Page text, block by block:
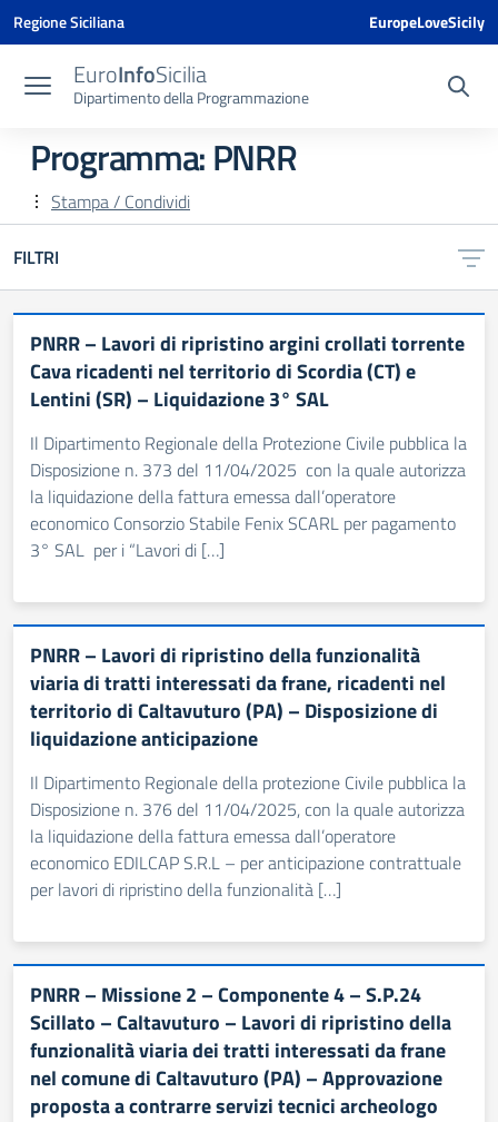
Vai ai contenuti
Vai al menu di navigazione
Vai al footer
Vai al banner delle Cookie Policy
Regione Siciliana EuropeLoveSicily
EuroInfoSicilia
Dipartimento della Programmazione
Programma:PNRR
Stampa / Condividi
FILTRI
PNRR – Lavori di ripristino argini crollati torrente
Cava ricadenti nel territorio di Scordia (CT) e
Lentini (SR) – Liquidazione 3° SAL
Il Dipartimento Regionale della Protezione Civile pubblica la
Disposizione n. 373 del 11/04/2025 con la quale autorizza
la liquidazione della fattura emessa dall’operatore
economico Consorzio Stabile Fenix SCARL per pagamento
3° SAL per i “Lavori di […]
PNRR – Lavori di ripristino della funzionalità
viaria di tratti interessati da frane, ricadenti nel
territorio di Caltavuturo (PA) – Disposizione di
liquidazione anticipazione
Il Dipartimento Regionale della protezione Civile pubblica la
Disposizione n. 376 del 11/04/2025, con la quale autorizza
la liquidazione della fattura emessa dall’operatore
economico EDILCAP S.R.L – per anticipazione contrattuale
per lavori di ripristino della funzionalità […]
PNRR – Missione 2 – Componente 4 – S.P.24
Scillato – Caltavuturo – Lavori di ripristino della
funzionalità viaria dei tratti interessati da frane
nel comune di Caltavuturo (PA) – Approvazione
proposta a contrarre servizi tecnici archeologo